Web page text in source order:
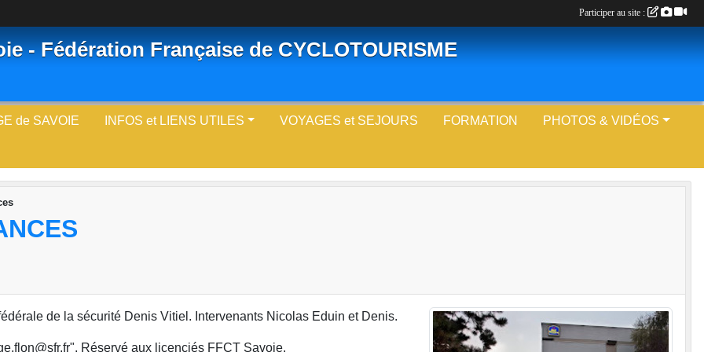
- Fédération Française de CYCLOTOURISME
de SAVOIE INFOS et LIENS UTILES VOYAGES et SEJOURS FORMATION PHOTOS & VIDÉOS
de la sécurité Denis Vitiel. Intervenants Nicolas Eduin et Denis.
Réservé aux licenciés FFCT Savoie.
Participer au site :